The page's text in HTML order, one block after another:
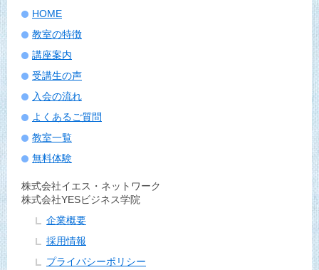
HOME
教室の特徴
講座案内
受講生の声
入会の流れ
よくあるご質問
教室一覧
無料体験
株式会社イエス・ネットワーク
株式会社YESビジネス学院
企業概要
採用情報
プライバシーポリシー